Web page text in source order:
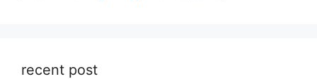
recent post